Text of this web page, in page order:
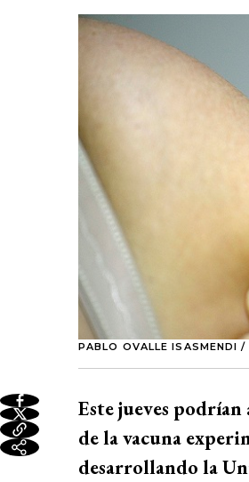
PABLO OVALLE ISASMENDI /
Este jueves
de la vacuna
desarrollando la